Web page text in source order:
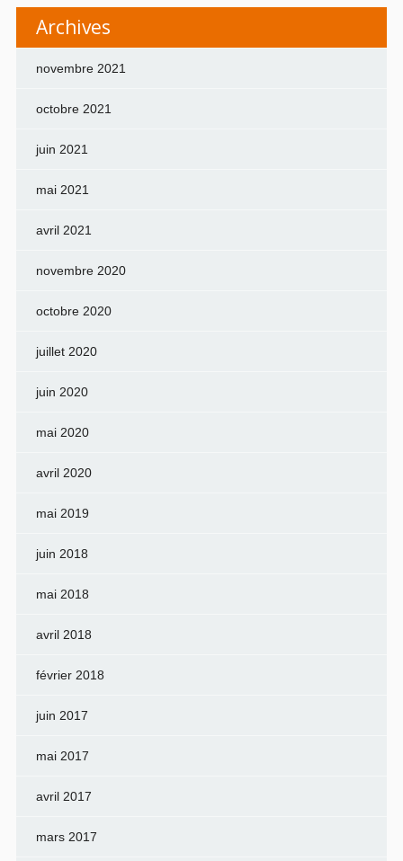
Archives
novembre 2021
octobre 2021
juin 2021
mai 2021
avril 2021
novembre 2020
octobre 2020
juillet 2020
juin 2020
mai 2020
avril 2020
mai 2019
juin 2018
mai 2018
avril 2018
février 2018
juin 2017
mai 2017
avril 2017
mars 2017